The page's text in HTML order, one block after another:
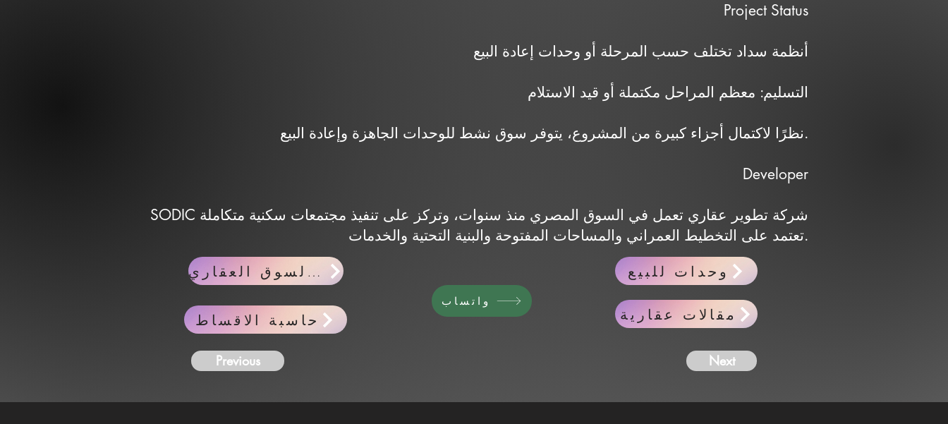
Project Status
أنظمة سداد تختلف حسب المرحلة أو وحدات إعادة البيع
التسليم: معظم المراحل مكتملة أو قيد الاستلام
نظرًا لاكتمال أجزاء كبيرة من المشروع، يتوفر سوق نشط للوحدات الجاهزة وإعادة البيع.
Developer
SODIC شركة تطوير عقاري تعمل في السوق المصري منذ سنوات، وتركز على تنفيذ مجتمعات سكنية متكاملة
تعتمد على التخطيط العمراني والمساحات المفتوحة والبنية التحتية والخدمات.
اخبار السوق العقاري
حاسبة الاقساط
Previous
وحدات للبيع
واتساب
مقالات عقارية
Next